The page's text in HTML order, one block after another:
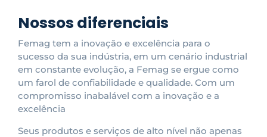
Nossos diferenciais
Femag tem a inovação e excelência para o
sucesso da sua indústria, em um cenário industrial
em constante evolução, a Femag se ergue como
um farol de confiabilidade e qualidade. Com um
compromisso inabalável com a inovação e a
excelência
Seus produtos e serviços de alto nível não apenas